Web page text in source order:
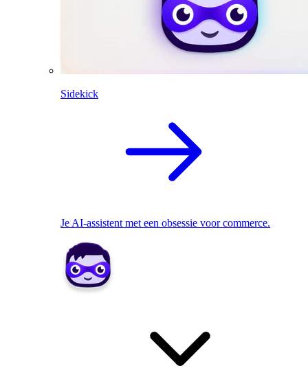
Sidekick
Je AI-assistent met een obsessie voor commerce.